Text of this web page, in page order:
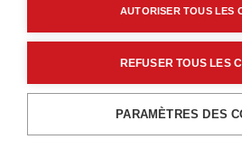
AUTORISER TOUS LES
REFUSER TOUS LES
PARAMÈTRES DES